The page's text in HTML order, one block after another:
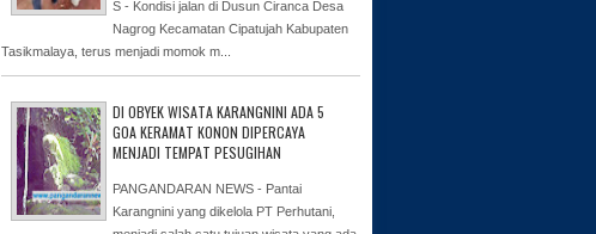
S - Kondisi jalan di Dusun Ciranca Desa
Nagrog Kecamatan Cipatujah Kabupaten
Tasikmalaya, terus menjadi momok m...
DI OBYEK WISATA KARANGNINI ADA 5
GOA KERAMAT KONON DIPERCAYA
MENJADI TEMPAT PESUGIHAN
PANGANDARAN NEWS - Pantai
Karangnini yang dikelola PT Perhutani,